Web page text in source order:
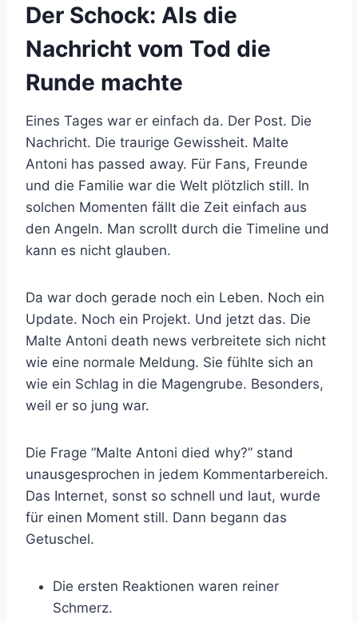
Der Schock: Als die
Nachricht vom Tod die
Runde machte
Eines Tages war er einfach da. Der Post. Die
Nachricht. Die traurige Gewissheit. Malte
Antoni has passed away. Für Fans, Freunde
und die Familie war die Welt plötzlich still. In
solchen Momenten fällt die Zeit einfach aus
den Angeln. Man scrollt durch die Timeline und
kann es nicht glauben.
Da war doch gerade noch ein Leben. Noch ein
Update. Noch ein Projekt. Und jetzt das. Die
Malte Antoni death news verbreitete sich nicht
wie eine normale Meldung. Sie fühlte sich an
wie ein Schlag in die Magengrube. Besonders,
weil er so jung war.
Die Frage “Malte Antoni died why?” stand
unausgesprochen in jedem Kommentarbereich.
Das Internet, sonst so schnell und laut, wurde
für einen Moment still. Dann begann das
Getuschel.
Die ersten Reaktionen waren reiner
Schmerz.